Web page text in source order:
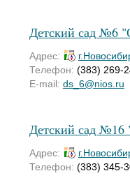
Детский сад №6
Адрес:
Телефон: (383) 269-
E-mail: ds_6@nios.ru
Детский сад №16
Адрес:
Телефон: (383) 345-